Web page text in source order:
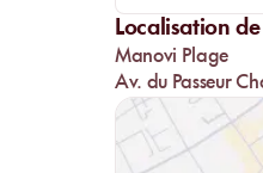
Côté boucher:
Côté pâtes:
Enfin pour finir
artisanal by
Localisation
Manovi Plage
Av. du Passeur